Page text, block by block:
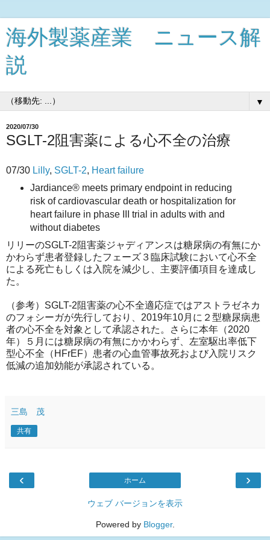
海外製薬産業 ニュース解
説
▼
2020/07/30
SGLT-2阻害薬による心不全の治療
07/30 Lilly, SGLT-2, Heart failure
Jardiance® meets primary endpoint in reducing
risk of cardiovascular death or hospitalization for
heart failure in phase III trial in adults with and
without diabetes
リリーのSGLT-2阻害薬ジャディアンスは糖尿病の有無にか
かわらず患者登録したフェーズ３臨床試験において心不全
による死亡もしくは入院を減少し、主要評価項目を達成し
た。
（参考）SGLT-2阻害薬の心不全適応症ではアストラゼネカ
のフォシーガが先行しており、2019年10月に２型糖尿病患
者の心不全を対象として承認された。さらに本年（2020
年）５月には糖尿病の有無にかかわらず、左室駆出率低下
型心不全（HFrEF）患者の心血管事故死および入院リスク
低減の追加効能が承認されている。
三島 茂
共有
‹ ›
ホーム
ウェブ バージョンを表示
Powered by Blogger.